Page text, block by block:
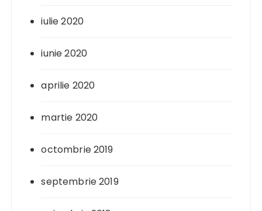
iulie 2020
iunie 2020
aprilie 2020
martie 2020
octombrie 2019
septembrie 2019